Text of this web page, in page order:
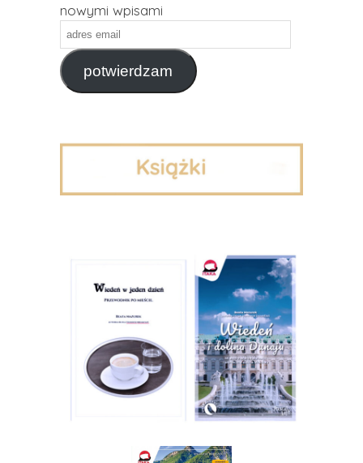
nowymi wpisami
adres
email
potwierdzam